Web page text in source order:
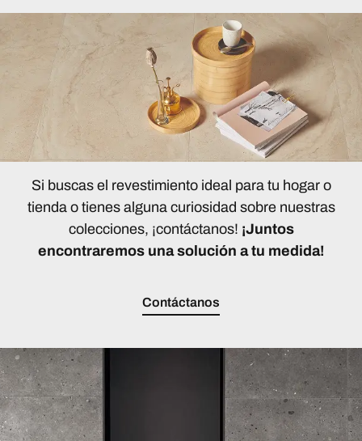
Si buscas el revestimiento ideal para tu hogar o
tienda o tienes alguna curiosidad sobre nuestras
colecciones, ¡contáctanos! ¡Juntos
encontraremos una solución a tu medida!
Contáctanos